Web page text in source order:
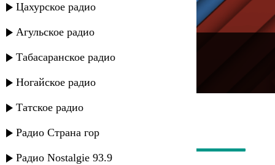
Цахурское радио
Агульское радио
Табасаранское радио
Ногайское радио
Татское радио
Радио Страна гор
Радио Nostalgie 93.9
---
Русское радио